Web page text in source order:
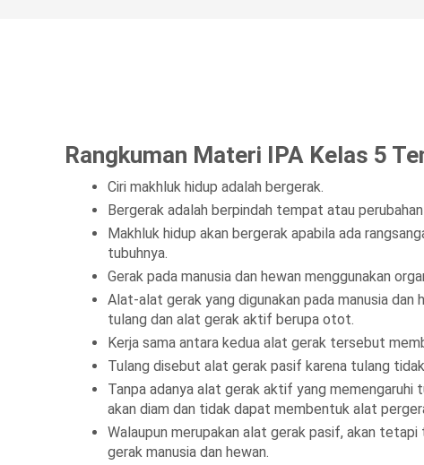
Rangkuman Materi IPA Kelas 5
Ciri makhluk hidup adalah bergerak.
Bergerak adalah berpindah tempat atau
Makhluk hidup akan bergerak apabila ada
tubuhnya.
Gerak pada manusia dan hewan menggunakan
Alat-alat gerak yang digunakan pada manusia
tulang dan alat gerak aktif berupa otot.
Kerja sama antara kedua alat gerak tersebut
Tulang disebut alat gerak pasif karena tulang
Tanpa adanya alat gerak aktif yang memengaruhi
akan diam dan tidak dapat membentuk alat
Walaupun merupakan alat gerak pasif, akan
gerak manusia dan hewan.